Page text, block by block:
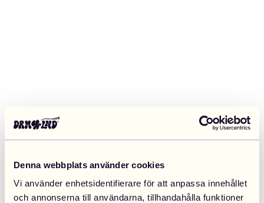
Denna webbplats använder cookies
Vi använder enhetsidentifierare för att anpassa innehållet
och annonserna till användarna, tillhandahålla funktioner